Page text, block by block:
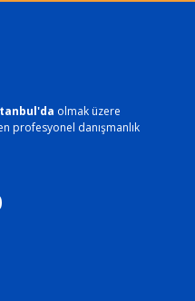
olmak üzere
profesyonel danışmanlık